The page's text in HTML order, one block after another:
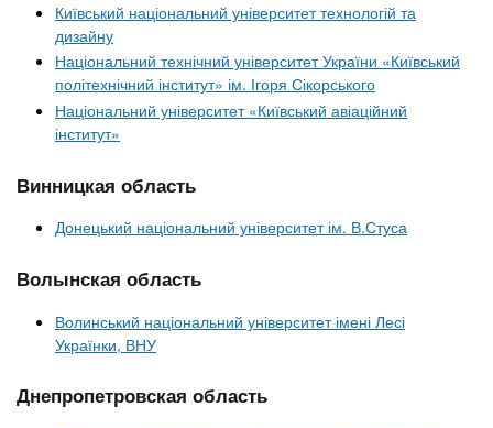
Київський національний університет технологій та
дизайну
Національний технічний університет України «Київський
політехнічний інститут» ім. Ігоря Сікорського
Національний університет «Київський авіаційний
інститут»
Винницкая область
Донецький національний університет ім. В.Стуса
Волынская область
Волинський національний університет імені Лесі
Українки, ВНУ
Днепропетровская область